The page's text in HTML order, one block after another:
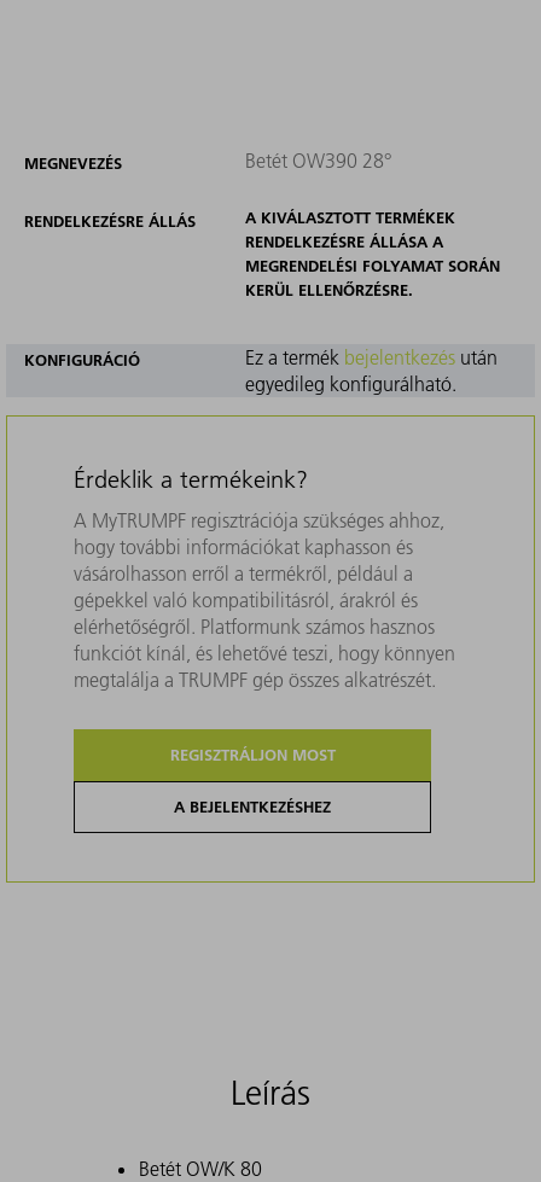
MEGNEVEZÉS Betét OW390 28°
RENDELKEZÉSRE ÁLLÁS
A KIVÁLASZTOTT TERMÉKEK
RENDELKEZÉSRE ÁLLÁSA A
MEGRENDELÉSI FOLYAMAT SORÁN
KERÜL ELLENŐRZÉSRE.
KONFIGURÁCIÓ Ez a termék bejelentkezésután
egyedileg konfigurálható.
Érdeklik a termékeink?
A MyTRUMPF regisztrációja szükséges ahhoz,
hogy további információkat kaphasson és
vásárolhasson erről a termékről, például a
gépekkel való kompatibilitásról, árakról és
elérhetőségről. Platformunk számos hasznos
funkciót kínál, és lehetővé teszi, hogy könnyen
megtalálja a TRUMPF gép összes alkatrészét.
REGISZTRÁLJON MOST
A BEJELENTKEZÉSHEZ
Leírás
Betét OW/K 80